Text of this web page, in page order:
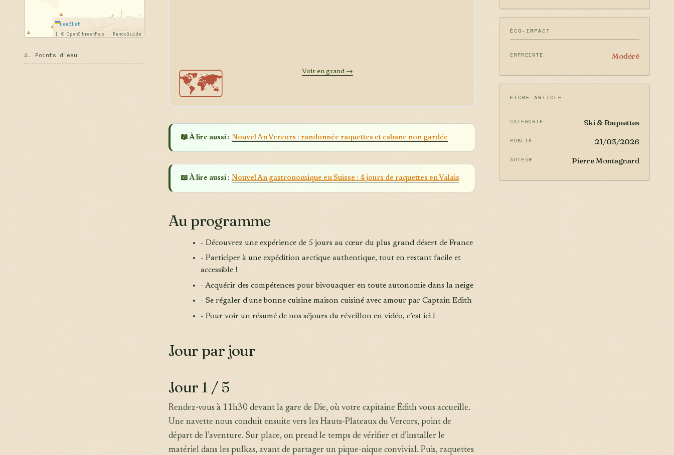
Leaflet
|
© OpenStreetMap · RandoGuide
4. Points d'eau
🗺️ Voir en grand →
📖 À lire aussi : Nouvel An Vercors : randonnée raquettes et cabane non gardée
📖 À lire aussi : Nouvel An gastronomique en Suisse : 4 jours de raquettes en Valais
Au programme
- Découvrez une expérience de 5 jours au cœur du plus grand désert de France
- Participer à une expédition arctique authentique, tout en restant facile et
accessible !
- Acquérir des compétences pour bivouaquer en toute autonomie dans la neige
- Se régaler d'une bonne cuisine maison cuisiné avec amour par Captain Edith
- Pour voir un résumé de nos séjours du réveillon en vidéo, c’est ici !
Jour par jour
Jour 1 / 5
Rendez-vous à 11h30 devant la gare de Die, où votre capitaine Édith vous accueille.
Une navette nous conduit ensuite vers les Hauts-Plateaux du Vercors, point de
départ de l’aventure. Sur place, on prend le temps de vérifier et d’installer le
matériel dans les pulkas, avant de partager un pique-nique convivial. Puis, raquettes
ÉCO-IMPACT
EMPREINTE Modéré
FICHE ARTICLE
CATÉGORIE Ski & Raquettes
PUBLIÉ 21/03/2026
AUTEUR Pierre Montagnard